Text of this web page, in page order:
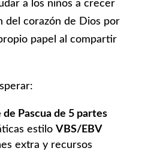
a los niños a crecer
del corazón de Dios por
papel al compartir
de Pascua de 5 partes
estilo VBS/EBV
extra y recursos